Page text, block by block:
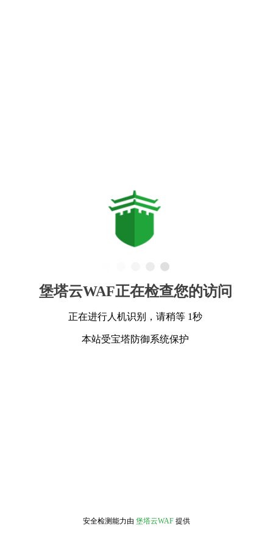
堡塔云WAF正在检查您的访问
正在进行人机识别，请稍等 1秒
本站受宝塔防御系统保护
安全检测能力由 堡塔云WAF 提供